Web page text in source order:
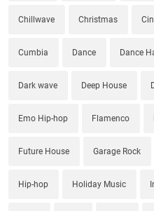
Chillwave Christmas
Cumbia Dance Dance
Dark wave Deep House
Emo Hip-hop Flamenco
Future House Garage Rock
Hip-hop Holiday Music